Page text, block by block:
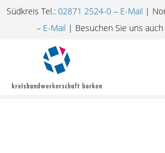
Südkreis Tel.: 02871 2524-0 – E-Mail |
– E-Mail | Besuchen Sie uns